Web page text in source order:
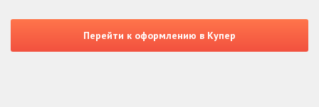
Перейти к оформлению в Купер